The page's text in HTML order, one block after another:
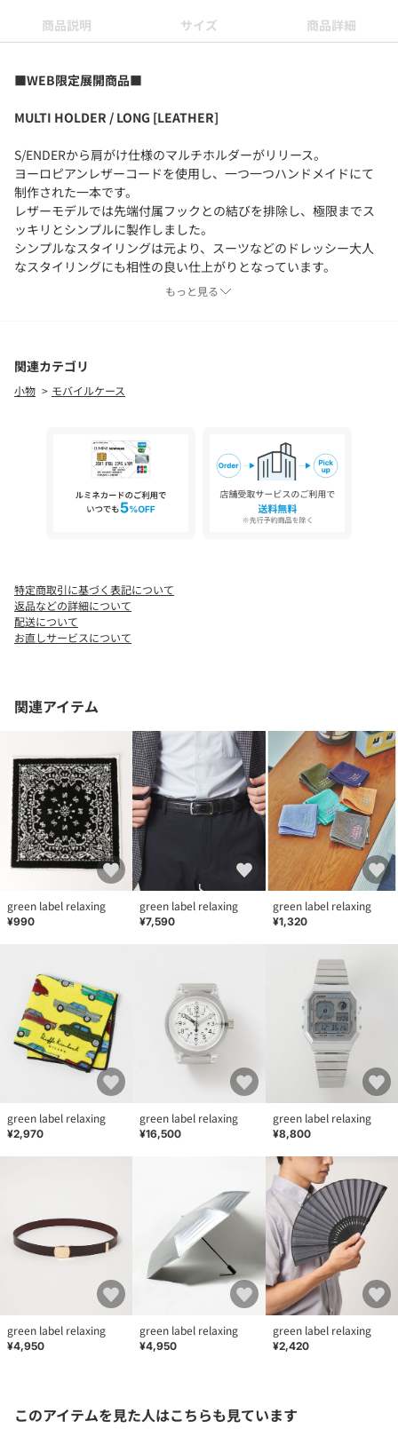
商品説明 サイズ 商品詳細
■WEB限定展開商品■
MULTI HOLDER / LONG [LEATHER]
S/ENDERから肩がけ仕様のマルチホルダーがリリース。
ヨーロピアンレザーコードを使用し、一つ一つハンドメイドにて
制作された一本です。
レザーモデルでは先端付属フックとの結びを排除し、極限までス
ッキリとシンプルに製作しました。
シンプルなスタイリングは元より、スーツなどのドレッシー大人
なスタイリングにも相性の良い仕上がりとなっています。
レザーならではの経年変化もお楽しみください。
数ヶ月の着用実証済みのコンパクトながら劣化しずらく頑丈なホ
ルダーパーツを使用しております。
その他にもホルダーからの着脱に便利なカラビナリング・平キー
ーズに行えるようにしております。
また、レザーモデルはパーツをシルバーカラーにて統一。
より洗練された高級感のあるデザインとなっています。
トさ”にもこだわり製作しております。
付属品：
チャック付きケース
＜S/ENDER（エス エンダー）＞
Enjoy new style.
オリジナルMULTI STRAPとMULTI HOLDERを展開中。
【注意事項】
※商品を使用前に、タグ等に記載されている「取り扱い上の注意
書き」、「洗濯表示」を必ずご確認ください。
※商品画像は、光の当たり具合やパソコンなどの閲覧環境によ
り、実際の色味と異なって見える場合がございます。あらかじめ
ご了承ください。
※商品の色味の目安は、商品単体の画像をご参照ください。
※こちらの商品は、一部のWEB店舗限定となっております。
お問い合わせの際は、ユナイテッドアローズ カスタマーサービス
デスクまで下記の品名/品番をお申し付け下さい。
品名：SC★★S/ENDERMULTIHLDR-L 品番：32335990335
もっと見る
関連カテゴリ
小物 モバイルケース
特定商取引に基づく表記について
返品などの詳細について
配送について
お直しサービスについて
関連アイテム
green label relaxing
¥990
green label relaxing
¥7,590
green label relaxing
¥1,320
green label relaxing
¥2,970
green label relaxing
¥16,500
green label relaxing
¥8,800
green label relaxing
¥4,950
green label relaxing
¥4,950
green label relaxing
¥2,420